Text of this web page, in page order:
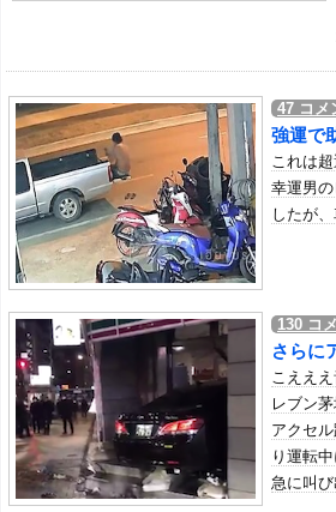
【盗撮】 日本の花嫁のウェディングドレス着替
【驚愕】名作『幽遊白書』が凄すぎる！！ 幽
口を開けたマッコウクジラが正面から接近、素
【超悲報】明日花キララさん、専門家からあま
絵師「このイラストを描く過程をタイムラプス
海外「全部日本の真似だったのか…」 日本の普通
ウクライナがモスクワに向けて初の弾道ミサイル
【今はやってない】審判への性接待疑惑…大韓サ
山崎怜奈のファンクラブ、新たに入会すると会員
西武・小島大河「1失点で負け投手にするのは野
【画像】 テレ朝の気象予報士さん、意外と小さか
大谷の元通訳・水原受刑者、24年の韓国遠征に
47 コメ
強運で
これは
幸運男
したが
130 コ
さらに
こええ
レブン
アクセ
り運転
急に叫